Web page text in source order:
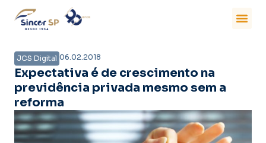
JCS Digital 06.02.2018
Expectativa é de crescimento na
previdência privada mesmo sem a
reforma